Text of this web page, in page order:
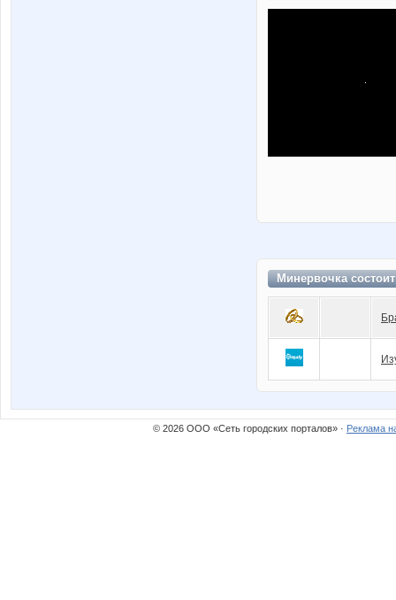
Минервочка
© 2026 ООО «Сеть городских порталов» · Реклама